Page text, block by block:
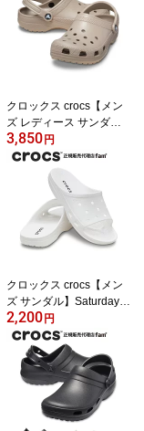
クロックス crocs【メン
ズ レディース サンダ
ル】Classic/クラシック/
10001-214｜##
3,850円
クロックス crocs【メン
ズ サンダル】Saturday S
lide M/サタデー スライド
M /213298-100｜##
2,200円